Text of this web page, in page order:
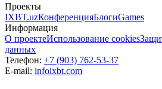
Проекты
IXBT.uzКонференцияБлогиGames
Информация
О проектеИспользование cookies
данных
Телефон: +7 (903) 762-53-37
E-mail: infoixbt.com